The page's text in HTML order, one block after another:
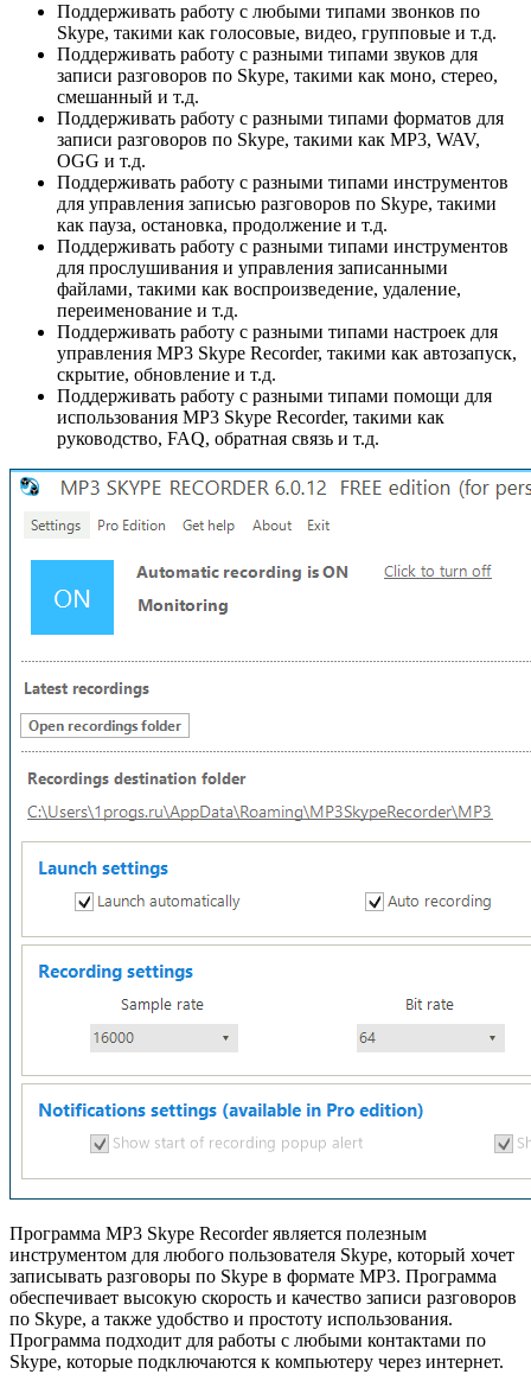
Поддерживать работу с любыми типами звонков по
Skype, такими как голосовые, видео, групповые и т.д.
Поддерживать работу с разными типами звуков для
записи разговоров по Skype, такими как моно, стерео,
смешанный и т.д.
Поддерживать работу с разными типами форматов для
записи разговоров по Skype, такими как MP3, WAV,
OGG и т.д.
Поддерживать работу с разными типами инструментов
для управления записью разговоров по Skype, такими
как пауза, остановка, продолжение и т.д.
Поддерживать работу с разными типами инструментов
для прослушивания и управления записанными
файлами, такими как воспроизведение, удаление,
переименование и т.д.
Поддерживать работу с разными типами настроек для
управления MP3 Skype Recorder, такими как автозапуск,
скрытие, обновление и т.д.
Поддерживать работу с разными типами помощи для
использования MP3 Skype Recorder, такими как
руководство, FAQ, обратная связь и т.д.
Программа MP3 Skype Recorder является полезным
инструментом для любого пользователя Skype, который хочет
записывать разговоры по Skype в формате MP3. Программа
обеспечивает высокую скорость и качество записи разговоров
по Skype, а также удобство и простоту использования.
Программа подходит для работы с любыми контактами по
Skype, которые подключаются к компьютеру через интернет.